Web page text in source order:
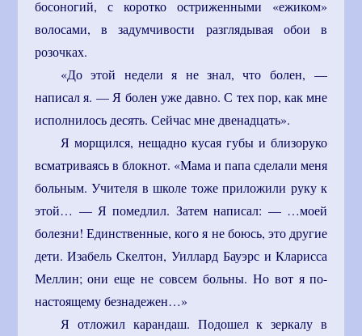
босоногий, с коротко остриженными «ежиком»
волосами, в задумчивости разглядывая обои в
розочках.
«До этой недели я не знал, что болен, —
написал я. — Я болен уже давно. С тех пор, как мне
исполнилось десять. Сейчас мне двенадцать».
Я морщился, нещадно кусая губы и близоруко
всматриваясь в блокнот. «Мама и папа сделали меня
больным. Учителя в школе тоже приложили руку к
этой… — Я помедлил. Затем написал: — …моей
болезни! Единственные, кого я не боюсь, это другие
дети. Изабель Скелтон, Уиллард Бауэрс и Кларисса
Меллин; они еще не совсем больны. Но вот я по-
настоящему безнадежен…»
Я отложил карандаш. Подошел к зеркалу в